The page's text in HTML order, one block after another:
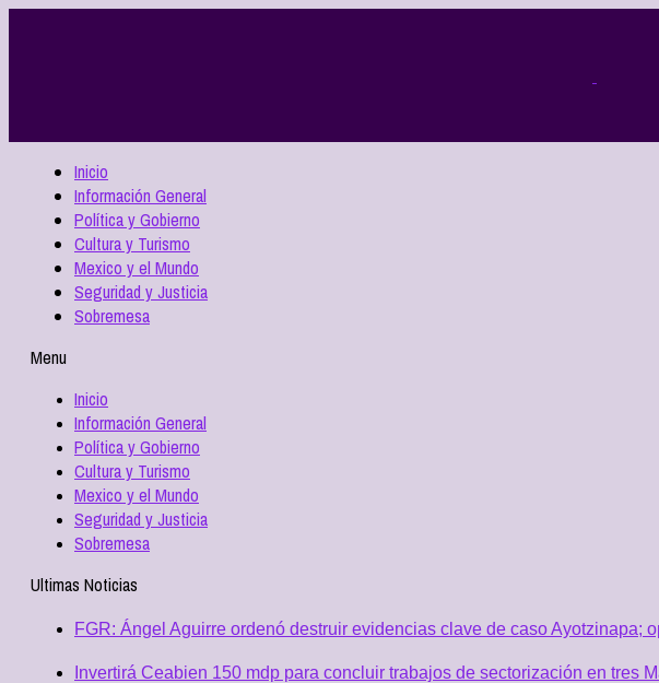
Inicio
Información General
Política y Gobierno
Cultura y Turismo
Mexico y el Mundo
Seguridad y Justicia
Sobremesa
Menu
Inicio
Información General
Política y Gobierno
Cultura y Turismo
Mexico y el Mundo
Seguridad y Justicia
Sobremesa
Ultimas Noticias
FGR: Ángel Aguirre ordenó destruir evidencias clave de caso Ayotzinapa;
Invertirá Ceabien 150 mdp para concluir trabajos de sectorización en tres